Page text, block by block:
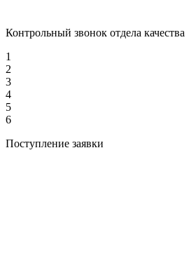
Контрольный звонок отдела качества
1
2
3
4
5
6
Поступление заявки